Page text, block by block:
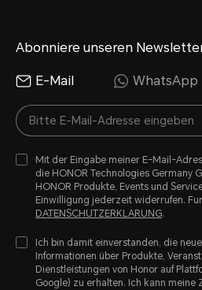
Abonniere unseren
E-Mail WhatsApp
Mit der Eingabe meiner E-Mail-
die HONOR Technologies Germany
HONOR Produkte, Events und
Einwilligung jederzeit widerrufen.
DATENSCHUTZERKLARUNG.
Ich bin damit einverstanden, die
Informationen über Produkte,
Dienstleistungen von Honor auf
Google) zu erhalten. Ich kann